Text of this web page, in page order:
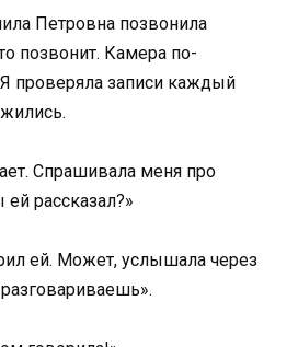
Петровна позвонила
позвонит. Камера по-
проверяла записи каждый
Спрашивала меня про
ей рассказал?»
ей. Может, услышала через